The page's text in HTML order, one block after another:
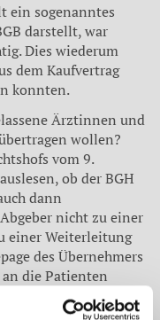
ein sogenanntes
darstellt, war
Dies wiederum
dem Kaufvertrag
konnten.
Ärztinnen und
wollen?
vom 9.
ob der BGH
dann
nicht zu einer
einer Weiterleitung
des Übernehmers
die Patienten
Übertragung des
immateriellen